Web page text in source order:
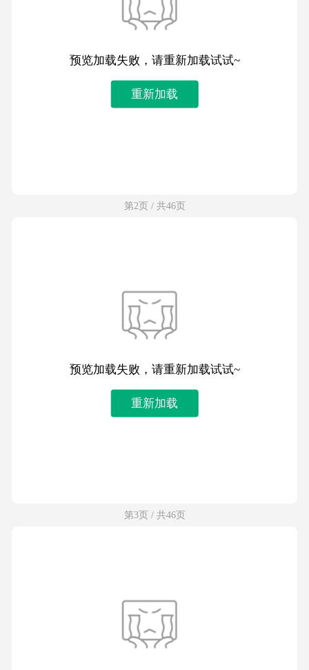
预览加载失败，请重新加载试试~
重新加载
第2页 / 共46页
预览加载失败，请重新加载试试~
重新加载
第3页 / 共46页